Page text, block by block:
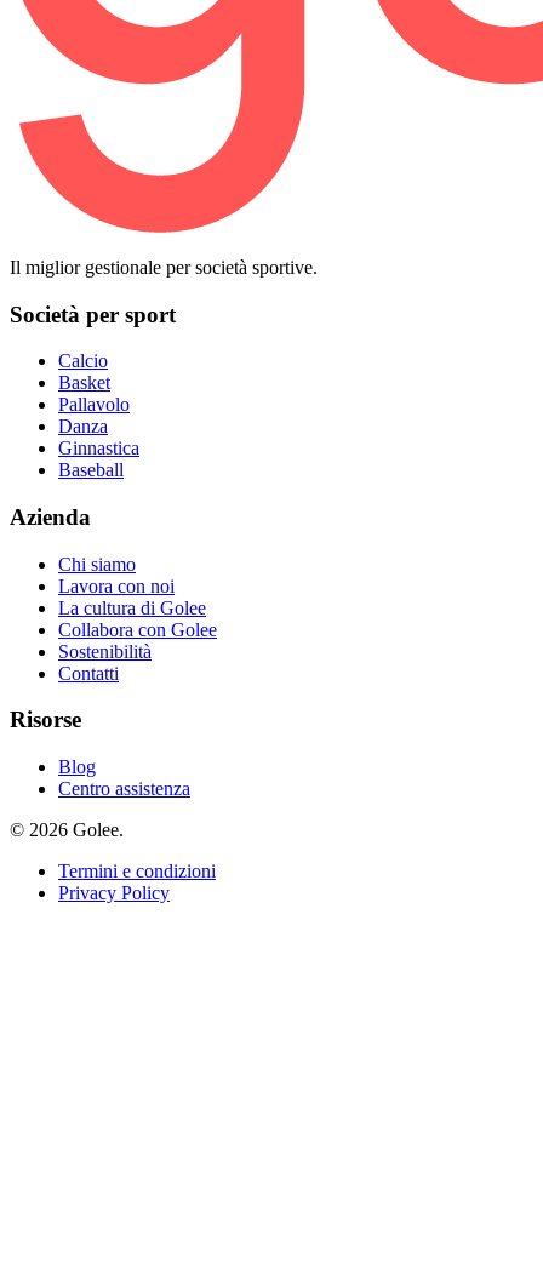
Il miglior gestionale per società sportive.
Società per sport
Calcio
Basket
Pallavolo
Danza
Ginnastica
Baseball
Azienda
Chi siamo
Lavora con noi
La cultura di Golee
Collabora con Golee
Sostenibilità
Contatti
Risorse
Blog
Centro assistenza
© 2026 Golee.
Termini e condizioni
Privacy Policy